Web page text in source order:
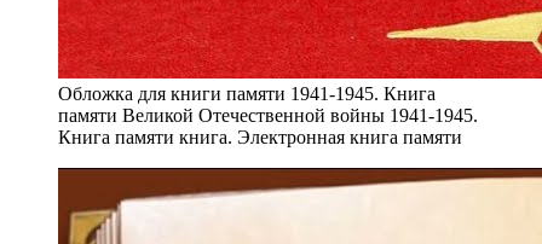
Обложка для книги памяти 1941-1945. Книга
памяти Великой Отечественной войны 1941-1945.
Книга памяти книга. Электронная книга памяти